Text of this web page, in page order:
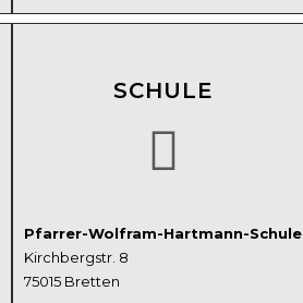
SCHULE
Pfarrer-Wolfram-Hartmann-Schule
Kirchbergstr. 8
75015 Bretten